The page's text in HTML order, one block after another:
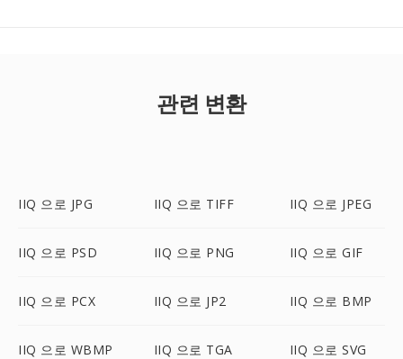
관련 변환
IIQ 으로 JPG IIQ 으로 TIFF IIQ 으로 JPEG
IIQ 으로 PSD IIQ 으로 PNG IIQ 으로 GIF
IIQ 으로 PCX IIQ 으로 JP2 IIQ 으로 BMP
IIQ 으로 WBMP IIQ 으로 TGA IIQ 으로 SVG